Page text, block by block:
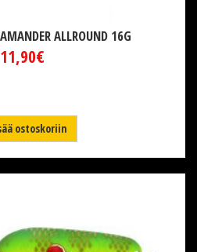
ALLROUND 16G
11,90€
ostoskoriin